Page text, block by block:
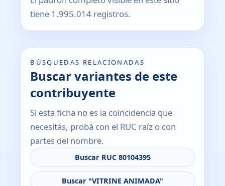
tiene 1.995.014 registros.
BÚSQUEDAS RELACIONADAS
Buscar variantes de este
contribuyente
Si esta ficha no es la coincidencia que
necesitás, probá con el RUC raíz o con
partes del nombre.
Buscar RUC 80104395
Buscar "VITRINE ANIMADA"